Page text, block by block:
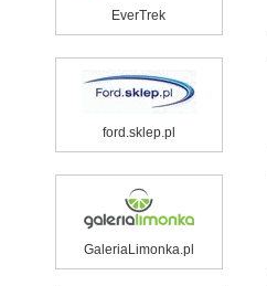
EverTrek
ford.sklep.pl
GaleriaLimonka.pl